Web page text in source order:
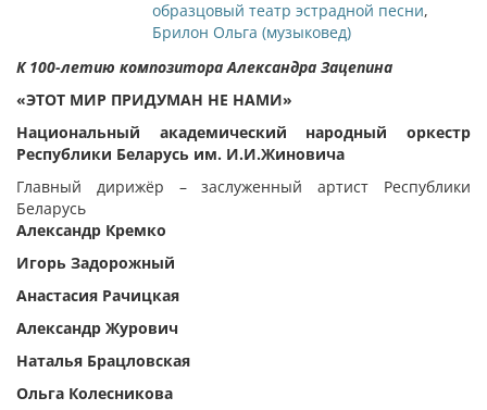
образцовый театр эстрадной песни,
Брилон Ольга (музыковед)
К 100-летию композитора Александра Зацепина
«ЭТОТ МИР ПРИДУМАН НЕ НАМИ»
Национальный академический народный оркестр
Республики Беларусь им. И.И.Жиновича
Главный дирижёр – заслуженный артист Республики
Беларусь
Александр Кремко
Игорь Задорожный
Анастасия Рачицкая
Александр Журович
Наталья Брацловская
Ольга Колесникова